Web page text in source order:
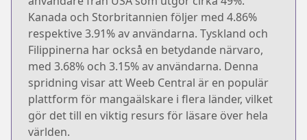
Kanada och Storbritannien följer med 4.86%
respektive 3.91% av användarna. Tyskland och
Filippinerna har också en betydande närvaro,
med 3.68% och 3.15% av användarna. Denna
spridning visar att Weeb Central är en populär
plattform för mangaälskare i flera länder, vilket
gör det till en viktig resurs för läsare över hela
världen.